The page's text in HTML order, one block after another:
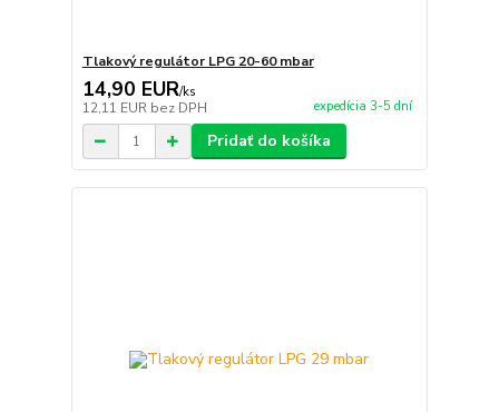
Tlakový regulátor LPG 20-60 mbar
14,90 EUR/ks
12,11 EUR bez DPH expedícia 3-5 dní
Pridať do košíka